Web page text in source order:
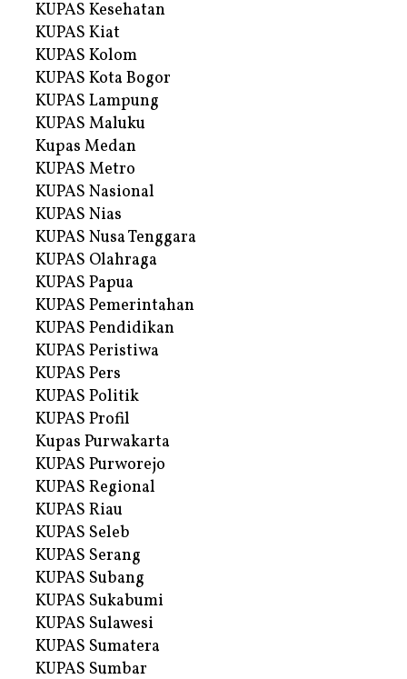
KUPAS Kesehatan
KUPAS Kiat
KUPAS Kolom
KUPAS Kota Bogor
KUPAS Lampung
KUPAS Maluku
Kupas Medan
KUPAS Metro
KUPAS Nasional
KUPAS Nias
KUPAS Nusa Tenggara
KUPAS Olahraga
KUPAS Papua
KUPAS Pemerintahan
KUPAS Pendidikan
KUPAS Peristiwa
KUPAS Pers
KUPAS Politik
KUPAS Profil
Kupas Purwakarta
KUPAS Purworejo
KUPAS Regional
KUPAS Riau
KUPAS Seleb
KUPAS Serang
KUPAS Subang
KUPAS Sukabumi
KUPAS Sulawesi
KUPAS Sumatera
KUPAS Sumbar